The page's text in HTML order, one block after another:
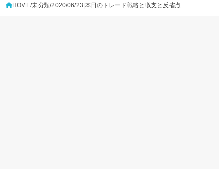
HOME 未分類 2020/06/23|本日のトレード戦略と収支と反省点